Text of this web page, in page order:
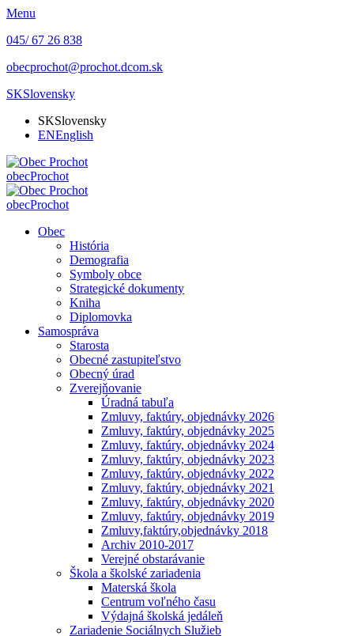
Menu
045/ 67 26 838
obecprochot@prochot.dcom.sk
SKSlovensky
SKSlovensky
ENEnglish
obecProchot
obecProchot
Obec
História
Demografia
Symboly obce
Strategické dokumenty
Kniha
Diplomovka
Samospráva
Starosta
Obecné zastupiteľstvo
Obecný úrad
Zverejňovanie
Úradná tabuľa
Zmluvy, faktúry, objednávky 2026
Zmluvy, faktúry, objednávky 2025
Zmluvy, faktúry, objednávky 2024
Zmluvy, faktúry, objednávky 2023
Zmluvy, faktúry, objednávky 2022
Zmluvy, faktúry, objednávky 2021
Zmluvy, faktúry, objednávky 2020
Zmluvy, faktúry, objednávky 2019
Zmluvy,faktúry,objednávky 2018
Archiv 2010-2017
Verejné obstarávanie
Škola a školské zariadenia
Materská škola
Centrum voľného času
Výdajná školská jedáleň
Zariadenie Sociálnych Služieb